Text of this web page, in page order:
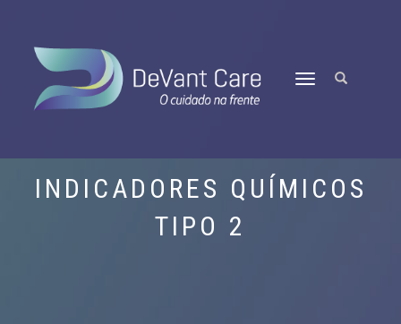
TOGGLE
INDICADORES QUÍMICOS
TIPO 2